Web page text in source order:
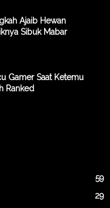
Ajaib Hewan
Sibuk Mabar
Gamer Saat Ketemu
Ranked
59
29